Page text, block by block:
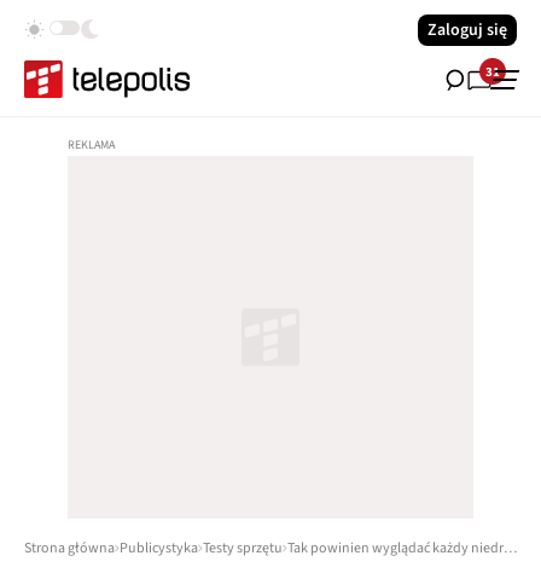
Zaloguj się
31
Strona główna Publicystyka Testy sprzętu Tak powinien wyglądać każdy niedrogi tablet. Test OnePlus Pad Go 2